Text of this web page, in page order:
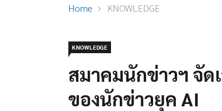
Home KNOWLEDGE
KNOWLEDGE
สมาคมนักข่าวฯ จัด
ของนักข่าวยุค AI